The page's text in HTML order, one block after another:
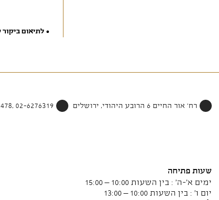
לתיאום ביקור
רח' אור החיים 6 הרובע היהודי, ירושלים 02-6276319 ,052-4002478
שעות פתיחה
ימים א'-ה' : בין השעות 10:00 – 15:00
יום ו' : בין השעות 10:00 – 13:00